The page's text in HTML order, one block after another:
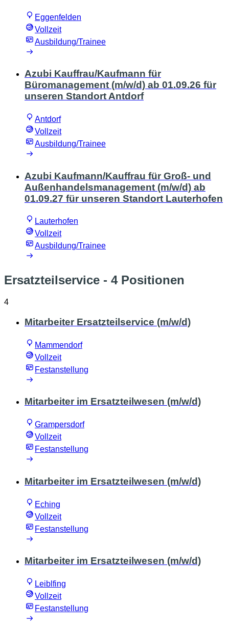
Eggenfelden
Vollzeit
Ausbildung/Trainee
Azubi Kauffrau/Kaufmann für
Büromanagement (m/w/d) ab 01.09.26 für
unseren Standort Antdorf
Antdorf
Vollzeit
Ausbildung/Trainee
Azubi Kaufmann/Kauffrau für Groß- und
Außenhandelsmanagement (m/w/d) ab
01.09.27 für unseren Standort Lauterhofen
Lauterhofen
Vollzeit
Ausbildung/Trainee
Ersatzteilservice - 4 Positionen
4
Mitarbeiter Ersatzteilservice (m/w/d)
Mammendorf
Vollzeit
Festanstellung
Mitarbeiter im Ersatzteilwesen (m/w/d)
Grampersdorf
Vollzeit
Festanstellung
Mitarbeiter im Ersatzteilwesen (m/w/d)
Eching
Vollzeit
Festanstellung
Mitarbeiter im Ersatzteilwesen (m/w/d)
Leiblfing
Vollzeit
Festanstellung